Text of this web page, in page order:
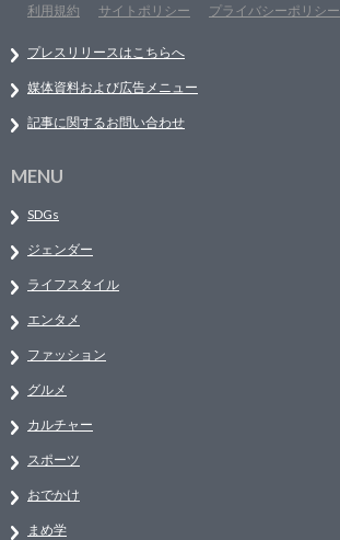
利用規約
サイトポリシー プライバシーポリシー
プレスリリースはこちらへ
媒体資料および広告メニュー
記事に関するお問い合わせ
MENU
SDGs
ジェンダー
ライフスタイル
エンタメ
ファッション
グルメ
カルチャー
スポーツ
おでかけ
まめ学